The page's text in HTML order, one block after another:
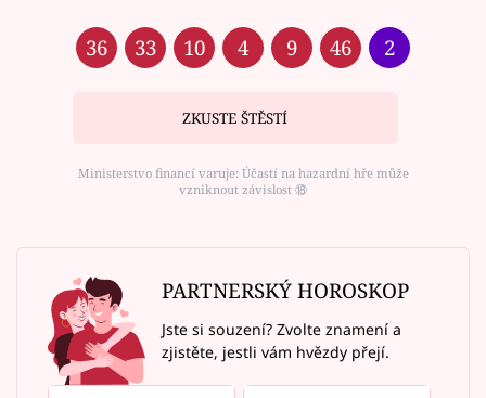
36 33 10 4 9 46 2
ZKUSTE ŠTĚSTÍ
Ministerstvo financí varuje: Účastí na hazardní hře může
vzniknout závislost ⑱
PARTNERSKÝ HOROSKOP
Jste si souzení? Zvolte znamení a
zjistěte, jestli vám hvězdy přejí.